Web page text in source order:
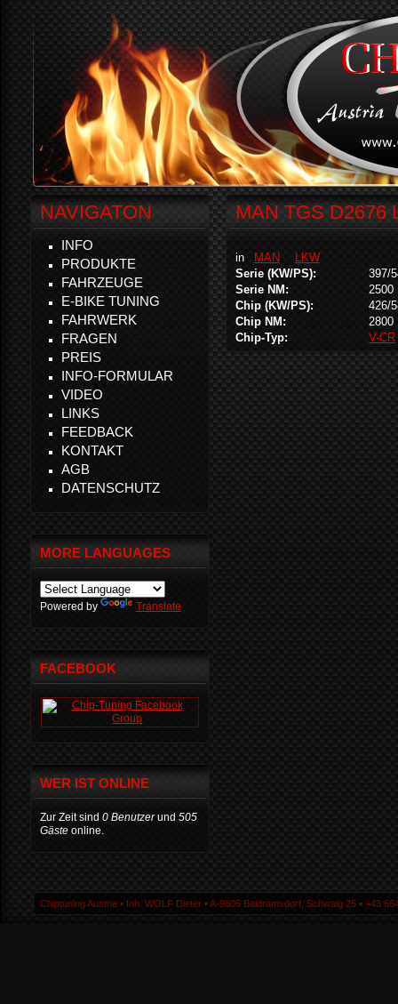
MAN TGS D2676
in MAN
LKW
Serie (KW/PS):
397/
Serie NM:
2500
Chip (KW/PS):
426/
Chip NM:
2800
Chip-Typ:
V-CR
NAVIGATON
INFO
PRODUKTE
FAHRZEUGE
E-BIKE TUNING
FAHRWERK
FRAGEN
PREIS
INFO-FORMULAR
VIDEO
LINKS
FEEDBACK
KONTAKT
AGB
DATENSCHUTZ
MORE LANGUAGES
Powered by Translate
FACEBOOK
WER IST ONLINE
Zur Zeit sind 0 Benutzerund 505
Gäste online.
Chiptuning Austria ▪ Inh. WOLF Dieter ▪ A-9805 Baldramsdorf, Schwaig 25 ▪ +43